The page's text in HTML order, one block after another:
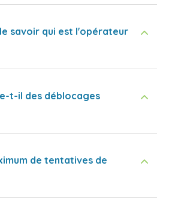
savoir qui est l'opérateur
t-il des déblocages
de tentatives de